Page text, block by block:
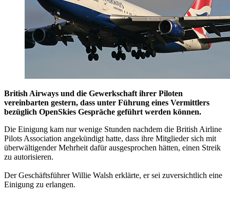
British Airways und die Gewerkschaft ihrer Piloten
vereinbarten gestern, dass unter Führung eines Vermittlers
bezüglich OpenSkies Gespräche geführt werden können.
Die Einigung kam nur wenige Stunden nachdem die British Airline
Pilots Association angekündigt hatte, dass ihre Mitglieder sich mit
überwältigender Mehrheit dafür ausgesprochen hätten, einen Streik
zu autorisieren.
Der Geschäftsführer Willie Walsh erklärte, er sei zuversichtlich eine
Einigung zu erlangen.